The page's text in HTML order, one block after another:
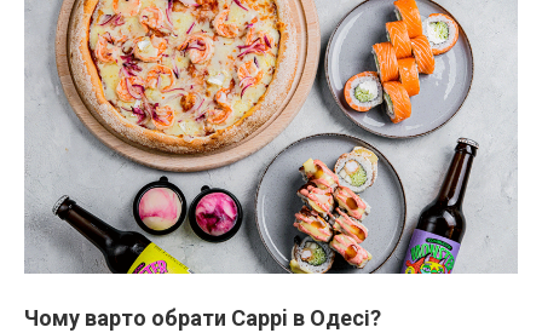
Чому варто обрати Cappi в Одесі?